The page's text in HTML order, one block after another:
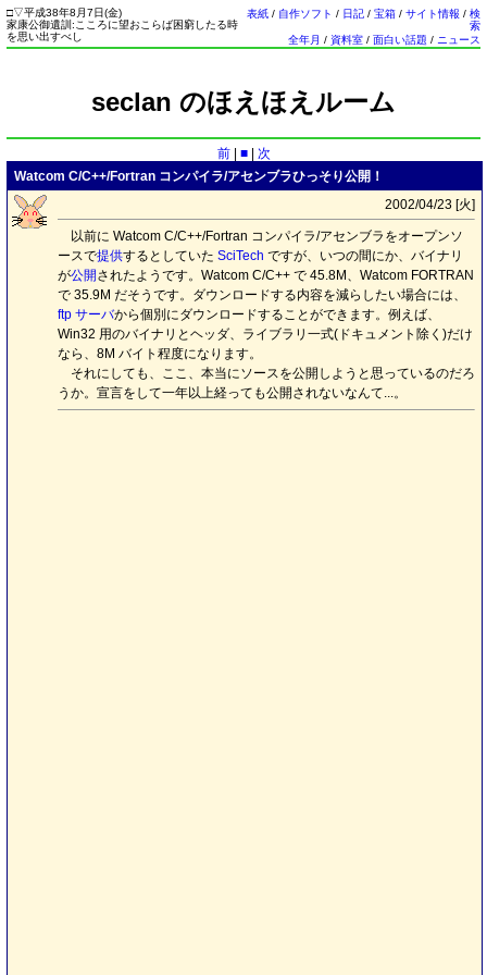
□▽平成38年8月7日(金)
家康公御遺訓:こころに望おこらば困窮したる時
を思い出すべし
表紙 / 自作ソフト / 日記 / 宝箱 / サイト情報 / 検
索
全年月 / 資料室 / 面白い話題 / ニュース
seclan のほえほえルーム
前| ■|
次
Watcom C/C++/Fortran コンパイラ/アセンブラひっそり公開！
2002/04/23 [火]
以前に Watcom C/C++/Fortran コンパイラ/アセンブラをオープンソ
ースで提供するとしていた SciTech ですが、いつの間にか、バイナリ
が公開されたようです。Watcom C/C++ で 45.8M、Watcom FORTRAN
で 35.9M だそうです。ダウンロードする内容を減らしたい場合には、
ftp サーバから個別にダウンロードすることができます。例えば、
Win32 用のバイナリとヘッダ、ライブラリ一式(ドキュメント除く)だけ
なら、8M バイト程度になります。
それにしても、ここ、本当にソースを公開しようと思っているのだろ
うか。宣言をして一年以上経っても公開されないなんて...。